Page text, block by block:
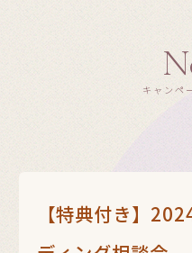
キャンペ
【特典付き】